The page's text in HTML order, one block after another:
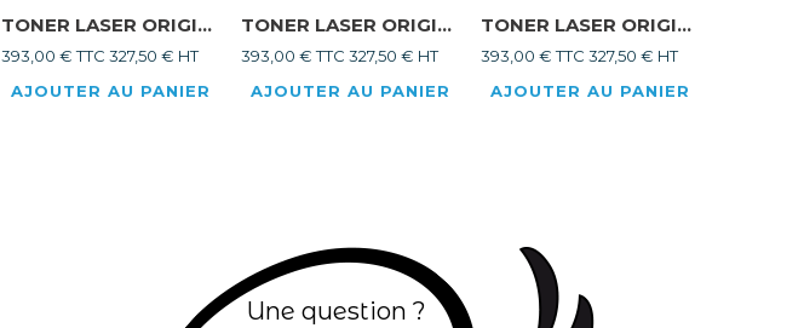
TONER LASER ORIGI...
393,00 € TTC 327,50 € HT
AJOUTER AU PANIER
TONER LASER ORIGI...
393,00 € TTC 327,50 € HT
AJOUTER AU PANIER
TONER LASER ORIGI...
393,00 € TTC 327,50 € HT
AJOUTER AU PANIER
Une question ?